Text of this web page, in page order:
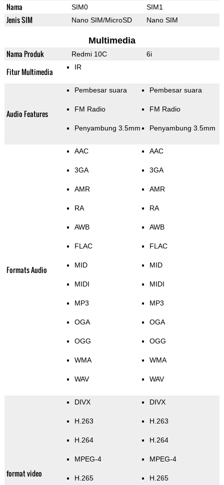
Nama SIM0 SIM1
Jenis SIM Nano SIM/MicroSD Nano SIM
Multimedia
Nama Produk Redmi 10C 6i
Fitur Multimedia IR
Audio Features
Pembesar suara
FM Radio
Penyambung 3.5mm
Pembesar suara
FM Radio
Penyambung 3.5mm
Formats Audio
AAC
3GA
AMR
RA
AWB
FLAC
MID
MIDI
MP3
OGA
OGG
WMA
WAV
AAC
3GA
AMR
RA
AWB
FLAC
MID
MIDI
MP3
OGA
OGG
WMA
WAV
format video
DIVX
H.263
H.264
MPEG-4
H.265
DIVX
H.263
H.264
MPEG-4
H.265